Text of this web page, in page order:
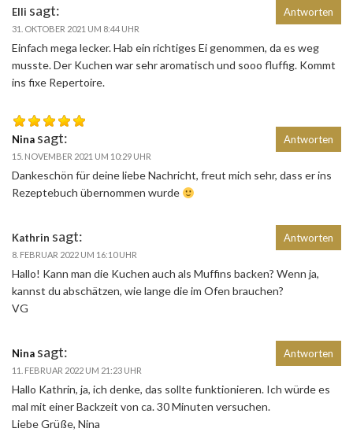
Elli sagt:
31. OKTOBER 2021 UM 8:44 UHR
Einfach mega lecker. Hab ein richtiges Ei genommen, da es weg
musste. Der Kuchen war sehr aromatisch und sooo fluffig. Kommt
ins fixe Repertoire.
Antworten
Nina sagt:
15. NOVEMBER 2021 UM 10:29 UHR
Dankeschön für deine liebe Nachricht, freut mich sehr, dass er ins
Rezeptebuch übernommen wurde
Antworten
Kathrin sagt:
8. FEBRUAR 2022 UM 16:10 UHR
Hallo! Kann man die Kuchen auch als Muffins backen? Wenn ja,
kannst du abschätzen, wie lange die im Ofen brauchen?
VG
Antworten
Nina sagt:
11. FEBRUAR 2022 UM 21:23 UHR
Hallo Kathrin, ja, ich denke, das sollte funktionieren. Ich würde es
mal mit einer Backzeit von ca. 30 Minuten versuchen.
Liebe Grüße, Nina
Antworten